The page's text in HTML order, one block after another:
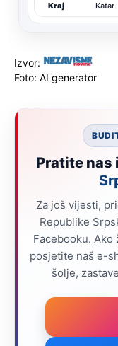
Kraj
Katar
Izvor:
Foto: AI generator
Pratite nas
Za još vijesti,
Republike
Facebooku.
posjetite naš e-
šolje,